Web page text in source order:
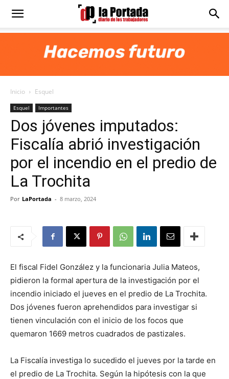
Diario
Portada
Inicio Esquel
Esquel Importantes
Dos jóvenes imputados:
Fiscalía abrió investigación
por el incendio en el predio de
La Trochita
Por LaPortada - 8 marzo, 2024
El fiscal Fidel González y la funcionaria Julia Mateos,
pidieron la formal apertura de la investigación por el
incendio iniciado el jueves en el predio de La Trochita.
Dos jóvenes fueron aprehendidos para investigar si
tienen vinculación con el inicio de los focos que
quemaron 1669 metros cuadrados de pastizales.
La Fiscalía investiga lo sucedido el jueves por la tarde en
el predio de La Trochita. Según la hipótesis con la que